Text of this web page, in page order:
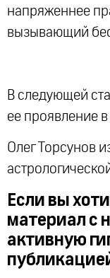
напряженнее
вызывающий
В следующей
ее проявление в
Олег Торсунов
Если вы
материал с
активную